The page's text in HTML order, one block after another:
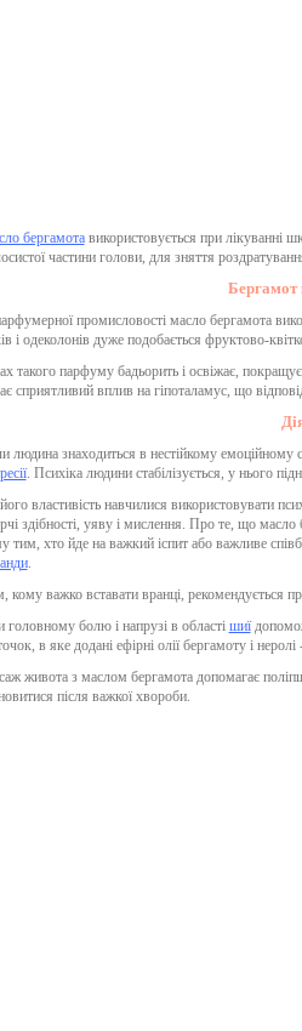
бергамотавикористовується при лікуванні
частини голови, для зняття
Бергамот
промисловості масло бергамота
і одеколонів дуже подобається фруктово-
такого парфуму бадьорить і освіжає,
сприятливий вплив на гіпоталамус, що
людина знаходиться в нестійкому емоційному
. Психіка людини стабілізується, у нього
властивість навчилися використовувати
здібності, уяву і мислення. Про те, що масло
тим, хто йде на важкий іспит або важливе
.
кому важко вставати вранці, рекомендується
головному болю і напрузі в області шиї
в яке додані ефірні олії бергамотуі неролі
живота з маслом бергамотадопомагає
після важкої хвороби.